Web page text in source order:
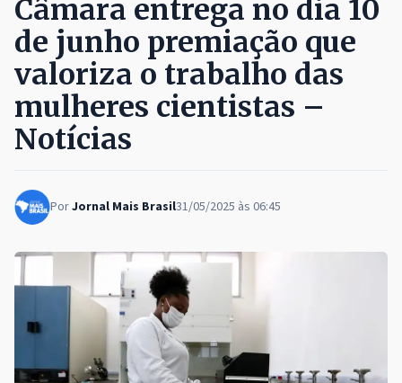
Câmara entrega no dia 10
de junho premiação que
valoriza o trabalho das
mulheres cientistas –
Notícias
PorJornal Mais Brasil31/05/2025 às 06:45